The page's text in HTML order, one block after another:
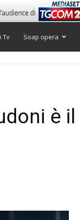
Tv Soap opera
è il